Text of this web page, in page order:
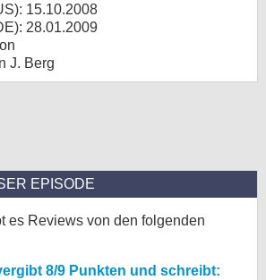
): 15.10.2008
): 28.01.2009
J. Berg
EPISODE
es Reviews von den folgenden
8/9 Punkten und schreibt: